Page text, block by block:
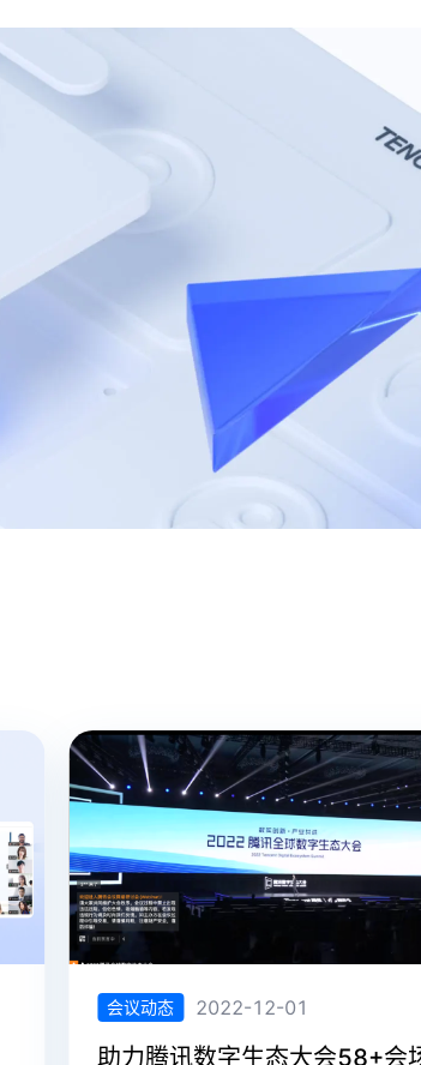
会议动态 2022-12-01
助力腾讯数字生态大会58+会场